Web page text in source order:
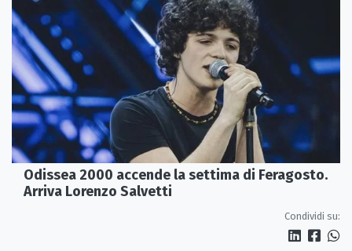
Odissea 2000 accende la settima di Feragosto.
Arriva Lorenzo Salvetti
Condividi su: